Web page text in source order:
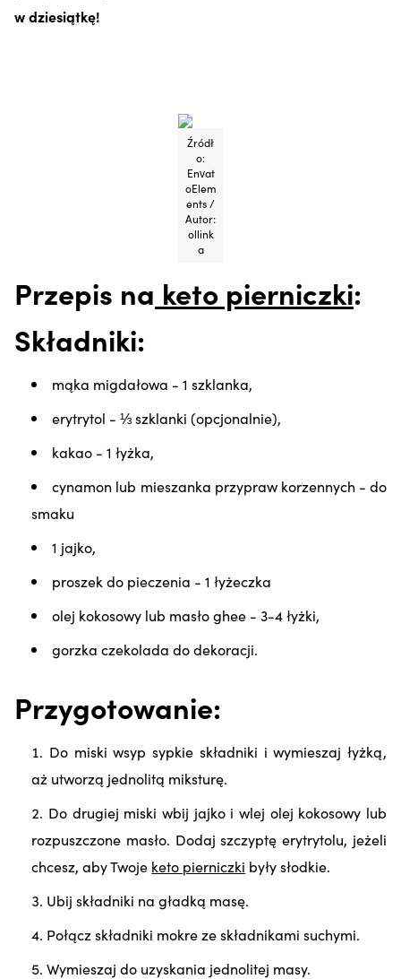
w dziesiątkę!
Źródł
o:
Envat
oElem
ents /
Autor:
ollink
a
Przepis na keto pierniczki:
Składniki:
mąka migdałowa - 1 szklanka,
erytrytol - ⅓ szklanki (opcjonalnie),
kakao - 1 łyżka,
cynamon lub mieszanka przypraw korzennych - do
smaku
1 jajko,
proszek do pieczenia - 1 łyżeczka
olej kokosowy lub masło ghee - 3-4 łyżki,
gorzka czekolada do dekoracji.
Przygotowanie:
Do miski wsyp sypkie składniki i wymieszaj łyżką,
aż utworzą jednolitą miksturę.
Do drugiej miski wbij jajko i wlej olej kokosowy lub
rozpuszczone masło. Dodaj szczyptę erytrytolu, jeżeli
chcesz, aby Twoje keto pierniczki były słodkie.
Ubij składniki na gładką masę.
Połącz składniki mokre ze składnikami suchymi.
Wymieszaj do uzyskania jednolitej masy.